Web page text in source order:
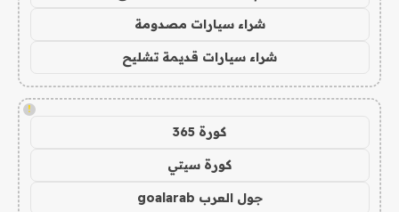
شراء سيارات مصدومة
شراء سيارات قديمة تشليح
!
كورة 365
كورة سيتي
جول العرب goalarab